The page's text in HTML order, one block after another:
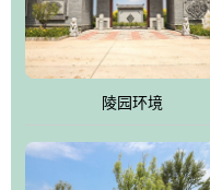
体吸取现代园林艺术之精华
陵园环境